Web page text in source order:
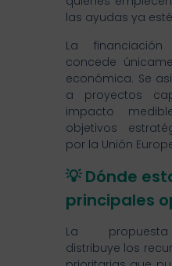
las ayudas ya
La
concede
económica. Se
a proyectos
impacto
objetivos
por la Unión
💡 Dónde
principales
La propuesta
distribuye los